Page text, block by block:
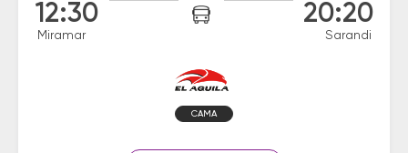
12:30
Miramar
20:20
Sarandi
CAMA